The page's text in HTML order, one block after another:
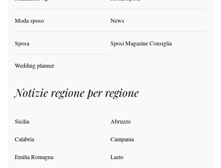
Moda sposo News
Sposa Sposi Magazine Consiglia
Wedding planner
Notizie regione per regione
Sicilia Abruzzo
Calabria Campania
Emilia Romagna Lazio